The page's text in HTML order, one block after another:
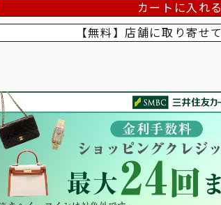
カートに入れる
【無料】店舗に取り寄せて